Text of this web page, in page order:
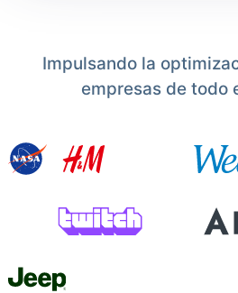
Impulsando la
empresas de todo